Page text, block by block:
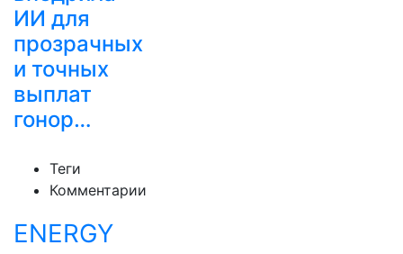
ИИ для
прозрачных
и точных
выплат
гонор…
Теги
Комментарии
ENERGY